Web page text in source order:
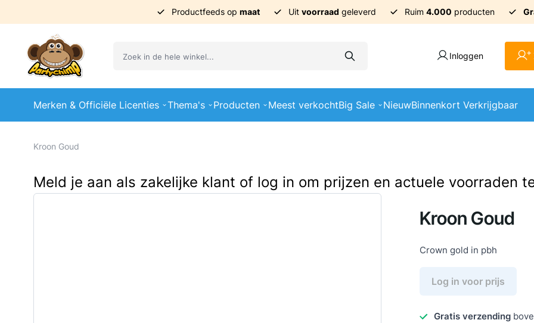
Productfeeds op maat Uit voorraad geleverd Ruim 4.000 producten
Inloggen +
Merken & Officiële Licenties Thema's Producten Meest verkochtBig Sale NieuwBinnenkort Verkrijgbaar
Kroon Goud
Meld je aan als zakelijke klant of log in om prijzen en actuele voorraden
Kroon Goud
Crown gold in pbh
Log in voor prijs
Gratis verzending